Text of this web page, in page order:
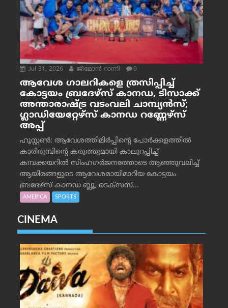
Jul 31, 2026 ജീമോന്‍ റാന്നി 0
ആവേശ ഗാലറികളെ ത്രസിപ്പിച്ച്
കോട്ടയം ബ്രദേഴ്‌സ് കാനഡ, ടിസാക്ക്
അന്താരാഷ്ട്ര വടംവലി ചാമ്പ്യന്‍സ്;
ഗ്ലാഡിയേറ്റേഴ്‌സ് കാനഡ റണ്ണേഴ്‌സ്
അപ്പ്
ഹൂസ്റ്റണ്‍: ആവേശത്തിമിര്‍പ്പിന്റെ പോര്‍ക്കളത്തില്‍
കാരിരുമ്പിന്റെ കരുത്തുമായി കാലുറപ്പിച്ച്
കമ്പക്കയറില്‍ സിംഹഗര്‍ജനത്തോടെ ആഞ്ഞുവലിച്ച്
ആയിരങ്ങളുടെ ആവേശമായിമാറിയ കോട്ടയം
ബ്രദേഴ്‌സ് കാനഡ ബ്ലൂ, ടെക്‌സസ്...
AMERICA SPORTS
CINEMA